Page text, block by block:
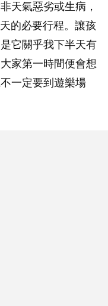
天氣惡劣或生病，
的必要行程。讓孩
它關乎我下半天有
家第一時間便會想
一定要到遊樂場